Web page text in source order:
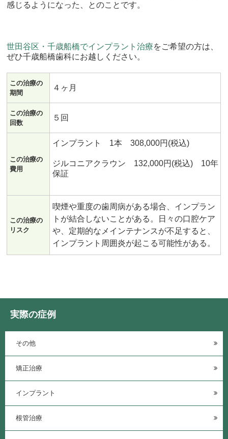
感じるようになった、とのことです。
世田谷区・千歳船橋でインプラント治療をご希望の方は、
ぜひ千歳船橋歯科にお越しください。
この治療の
期間
４ヶ月
この治療の
回数
５回
この治療の
費用
インプラント 1本 308,000円(税込)
ジルコニアクラウン 132,000円(税込) 10年
保証
この治療の
リスク
喫煙や重度の歯周病がある場合、インプラン
トが結合しないことがある。日々の口腔ケア
や、定期的なメインテナンスが不足すると、
インプラント周囲炎が起こる可能性がある。
実際の症例
その他
矯正治療
インプラント
根管治療